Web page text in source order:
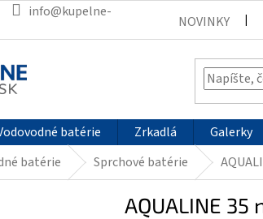
info@kupelne-
NOVINKY
batérie Zrkadlá Galerky
batérie Sprchové batérie
AQUALINE